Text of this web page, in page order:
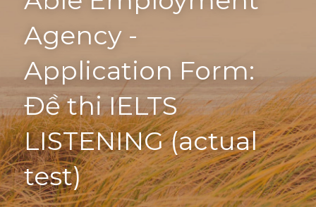
Tourism and Travelling
Pronunciation
Section 3
Section 4
Section 1
Social issues
HỌC THỬ
Agency -
Application Form:
Đề thi IELTS
LISTENING (actual
test)